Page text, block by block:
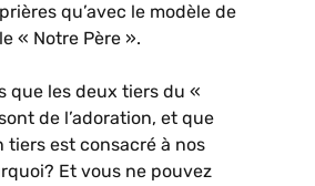
qu’avec le modèle de
« Notre Père ».
que les deux tiers du «
de l’adoration, et que
tiers est consacré à nos
Et vous ne pouvez